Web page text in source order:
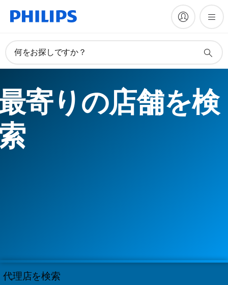
何をお探しですか？
寄りの店舗を検
代理店を検索